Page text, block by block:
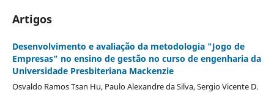
Artigos
Desenvolvimento e avaliação da metodologia "Jogo de
Empresas" no ensino de gestão no curso de engenharia da
Universidade Presbiteriana Mackenzie
Osvaldo Ramos Tsan Hu, Paulo Alexandre da Silva, Sergio Vicente D.